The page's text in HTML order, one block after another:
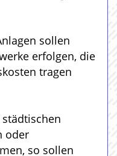
sollen
erfolgen, die
tragen
oder
so sollen